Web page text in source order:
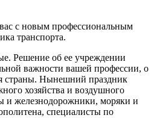
с новым профессиональным
транспорта.
Решение об ее учреждении
важности вашей профессии, о
страны. Нынешний праздник
хозяйства и воздушного
и железнодорожники, моряки и
специалисты по